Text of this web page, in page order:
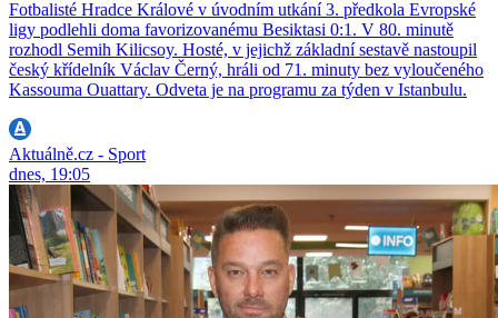
Fotbalisté Hradce Králové v úvodním utkání 3. předkola Evropské
ligy podlehli doma favorizovanému Besiktasi 0:1. V 80. minutě
rozhodl Semih Kilicsoy. Hosté, v jejichž základní sestavě nastoupil
český křídelník Václav Černý, hráli od 71. minuty bez vyloučeného
Kassouma Ouattary. Odveta je na programu za týden v Istanbulu.
Aktuálně.cz - Sport
dnes, 19:05